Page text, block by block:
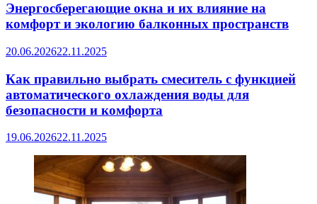
Энергосберегающие окна и их влияние на
комфорт и экологию балконных пространств
20.06.202622.11.2025
Как правильно выбрать смеситель с функцией
автоматического охлаждения воды для
безопасности и комфорта
19.06.202622.11.2025